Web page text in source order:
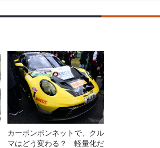
カーボンボンネットで、クル
マはどう変わる？ 軽量化だ